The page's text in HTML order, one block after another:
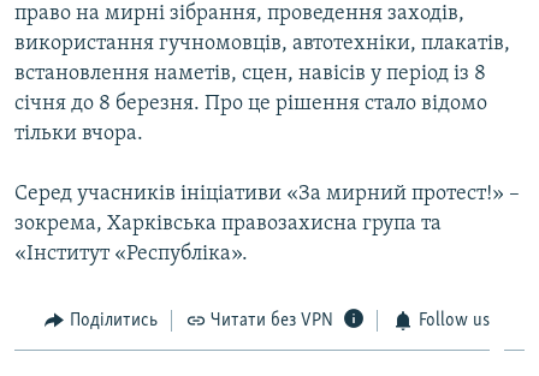
право на мирні зібрання, проведення заходів,
використання гучномовців, автотехніки, плакатів,
встановлення наметів, сцен, навісів у період із 8
січня до 8 березня. Про це рішення стало відомо
тільки вчора.
Серед учасників ініціативи «За мирний протест!» –
зокрема, Харківська правозахисна група та
«Інститут «Республіка».
Поділитись Читати без VPN Follow us